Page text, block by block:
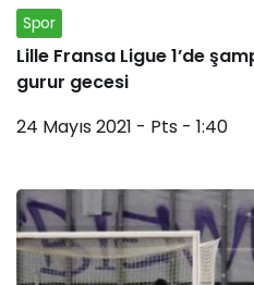
Spor
Lille Fransa Ligue 1’de
gurur gecesi
24 Mayıs 2021 - Pts - 1:40